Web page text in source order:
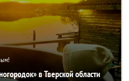
в Тверской области